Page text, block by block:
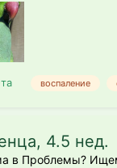
воспаление
4.5 нед.
в Проблемы?